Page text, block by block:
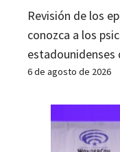
Revisión de los
conozca a los
6 de agosto de 2026